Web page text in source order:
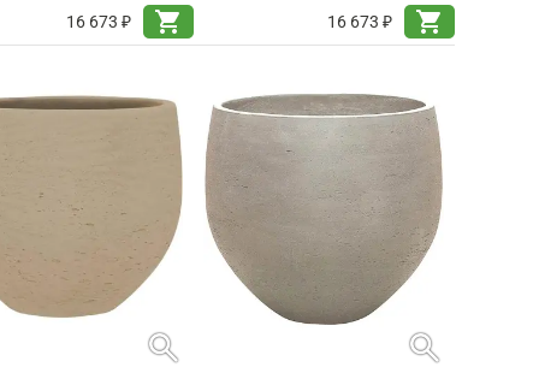
16 673 ₽
shopping_cart
16 673 ₽
shopping_cart
search search